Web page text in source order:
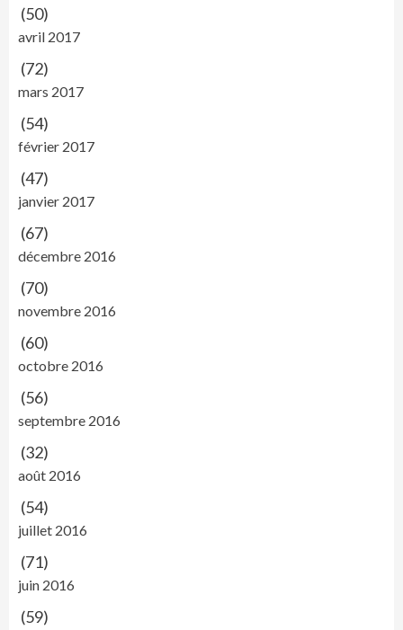
(50)
avril 2017
(72)
mars 2017
(54)
février 2017
(47)
janvier 2017
(67)
décembre 2016
(70)
novembre 2016
(60)
octobre 2016
(56)
septembre 2016
(32)
août 2016
(54)
juillet 2016
(71)
juin 2016
(59)